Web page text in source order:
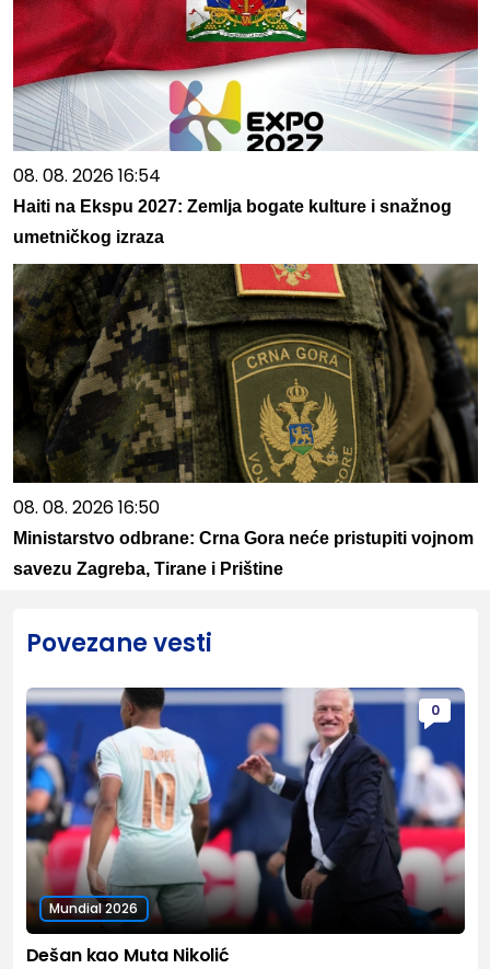
08. 08. 2026 16:54
Haiti na Ekspu 2027: Zemlja bogate kulture i snažnog
umetničkog izraza
08. 08. 2026 16:50
Ministarstvo odbrane: Crna Gora neće pristupiti vojnom
savezu Zagreba, Tirane i Prištine
Povezane vesti
0
Mundial 2026
Dešan kao Muta Nikolić